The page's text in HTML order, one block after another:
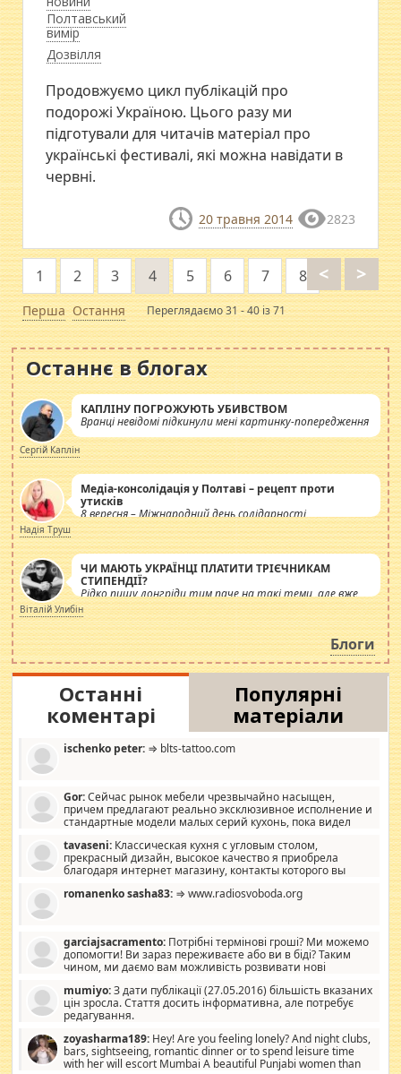
Полтавський
вимір
Дозвілля
Продовжуємо цикл публікацій про
подорожі Україною. Цього разу ми
підготували для читачів матеріал про
українські фестивалі, які можна навідати в
червні.
20 травня 2014 2823
Перша
<
1 2 3 4 5 6 7 8 >
Остання Переглядаємо 31 - 40 із 71
Останнє в блогах
КАПЛІНУ ПОГРОЖУЮТЬ УБИВСТВОМ
Вранці невідомі підкинули мені картинку-попередження
Сергій Каплін
Медіа-консолідація у Полтаві – рецепт проти
утисків
8 вересня – Міжнародний день солідарності
журналістів.
Надія Труш
ЧИ МАЮТЬ УКРАЇНЦІ ПЛАТИТИ ТРІЄЧНИКАМ
СТИПЕНДІЇ?
Рідко пишу лонгріди тим паче на такі теми, але вже
просто дістало! Обурюють сьогоднішні інсенуації
навколо стипендіального питання. Штучно
роздувається ще одна соціальна катастрофа.
Віталій Улибін
Блоги
Останні
коментарі
Популярні
матеріали
ischenko peter: ⇒ blts-tattoo.com
Gor:Сейчас рынок мебели чрезвычайно насыщен,
причем предлагают реально эксклюзивное исполнение и
стандартные модели малых серий кухонь, пока видел
стандартные формы, в MebelOk, креативненько и что главное -
со вкусом все в порядке, без ненужных наворотов удорожающих
мебель, а это не последний фактор.
tavaseni: Классическая кухня с угловым столом,
прекрасный дизайн, высокое качество я приобрела
благодаря интернет магазину, контакты которого вы
romanenko sasha83: ⇒ www.radiosvoboda.org
garciajsacramento: Потрібні термінові гроші? Ми можемо
допомогти! Ви зараз переживаєте або ви в біді? Таким
чином, ми даємо вам можливість розвивати нові
допомагати людям, які намагаються дати їм шанс. Кожен
заслуговує на другий шанс, і, оскільки влада не зможе, вони
повинні приймати від інших. Для нас нема багато суми, і зрілість
витрат, а тільки узгоджених сум і нічого іншого. Не чекайте і не
коментуйте цей пост. Введіть суму, яку ви хочете подати, і ми
зв'яжемося з вами з усіма варіантами. зв'яжіться з нами
mumiyo:З дати публікації (27.05.2016) більшість вказаних
цін зросла. Стаття досить інформативна, але потребує
редагування.
zoyasharma189: Hey! Are you feeling lonely? And night clubs,
bars, sightseeing, romantic dinner or to spend leisure time
with her will escort Mumbai A beautiful Punjabi women than